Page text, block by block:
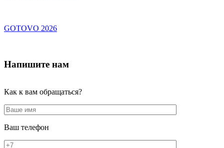
GOTOVO 2026
Напишите нам
Как к вам обращаться?
Ваш телефон